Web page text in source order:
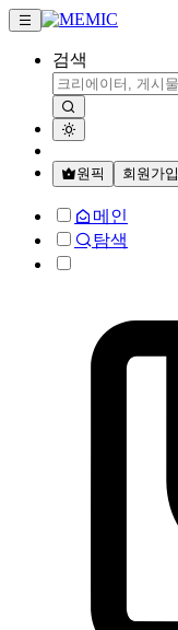
검색
원픽 회원가입
메인
탐색